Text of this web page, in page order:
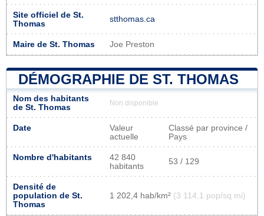
Site officiel de St.
Thomas
stthomas.ca
Maire de St. Thomas Joe Preston
DÉMOGRAPHIE DE ST. THOMAS
Nom des habitants
de St. Thomas
Non disponible
Date
Valeur
actuelle
Classé par province /
Pays
Nombre d'habitants
42 840
habitants
53 / 129
Densité de
population de St.
Thomas
1 202,4 hab/km² (3 114,1 pop/sq mi)